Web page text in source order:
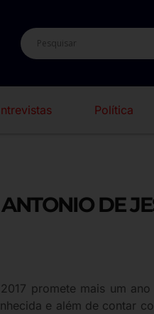
Política
DE
promete mais um
e além de contar